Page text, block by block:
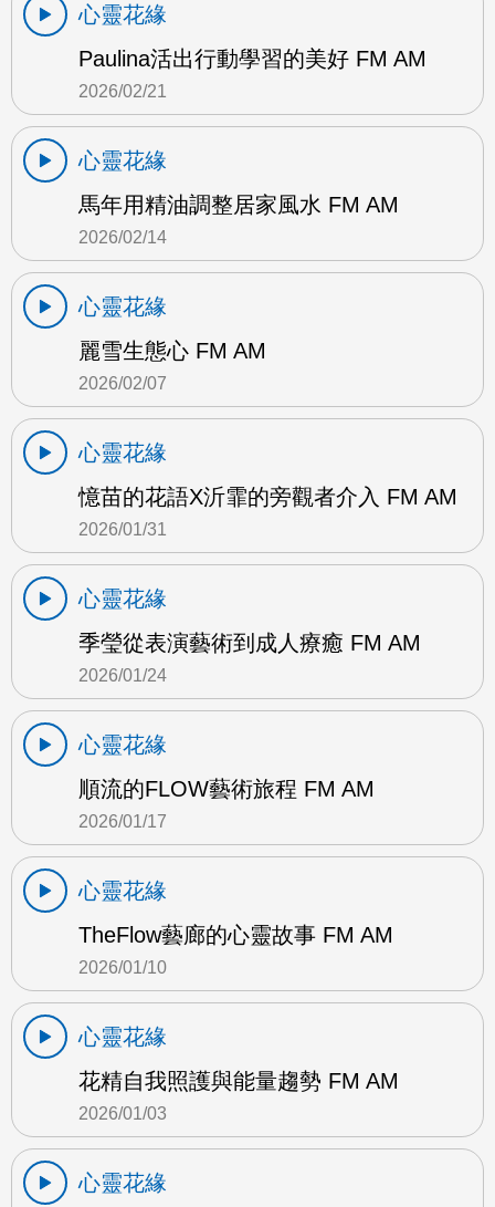
心靈花緣
Paulina活出行動學習的美好 FM AM
2026/02/21
心靈花緣
馬年用精油調整居家風水 FM AM
2026/02/14
心靈花緣
麗雪生態心 FM AM
2026/02/07
心靈花緣
憶苗的花語X沂霏的旁觀者介入 FM AM
2026/01/31
心靈花緣
季瑩從表演藝術到成人療癒 FM AM
2026/01/24
心靈花緣
順流的FLOW藝術旅程 FM AM
2026/01/17
心靈花緣
TheFlow藝廊的心靈故事 FM AM
2026/01/10
心靈花緣
花精自我照護與能量趨勢 FM AM
2026/01/03
心靈花緣